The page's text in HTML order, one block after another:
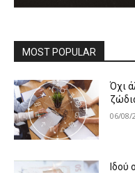
MOST POPULAR
Όχι
06/08/
Ιδού